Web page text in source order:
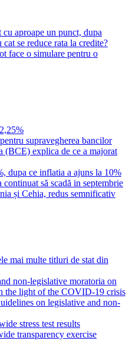
aproape un punct, dupa
se reduce rata la credite?
face o simulare pentru o
supravegherea bancilor
(BCE) explica de ce a majorat
dupa ce inflatia a ajuns la 10%
să scadă in septembrie
și Cehia, redus semnificativ
mai multe titluri de stat din
non-legislative moratoria on
the light of the COVID-19 crisis
on legislative and non-
stress test results
transparency exercise